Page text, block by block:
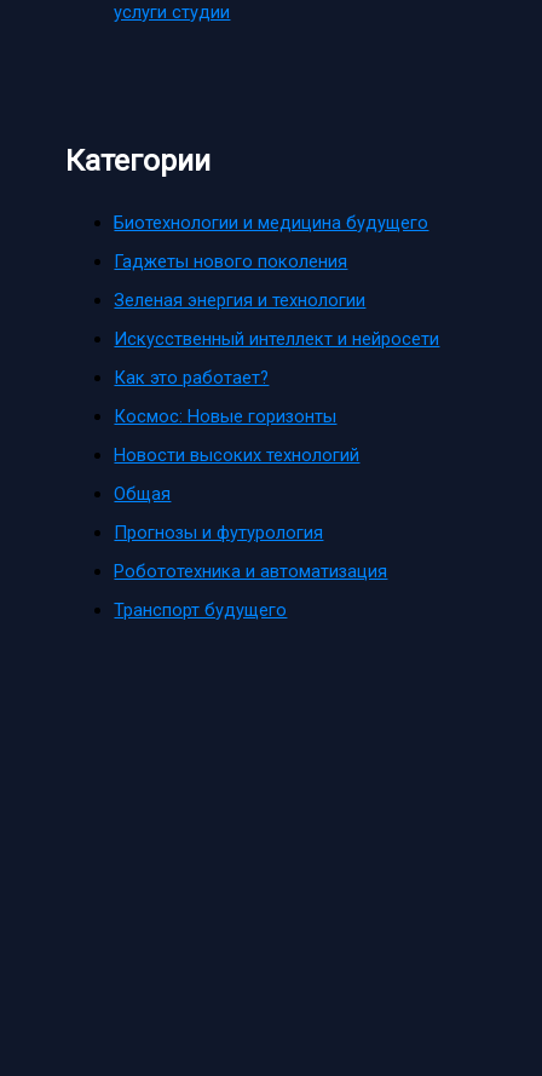
услуги студии
Категории
Биотехнологии и медицина будущего
Гаджеты нового поколения
Зеленая энергия и технологии
Искусственный интеллект и нейросети
Как это работает?
Космос: Новые горизонты
Новости высоких технологий
Общая
Прогнозы и футурология
Робототехника и автоматизация
Транспорт будущего